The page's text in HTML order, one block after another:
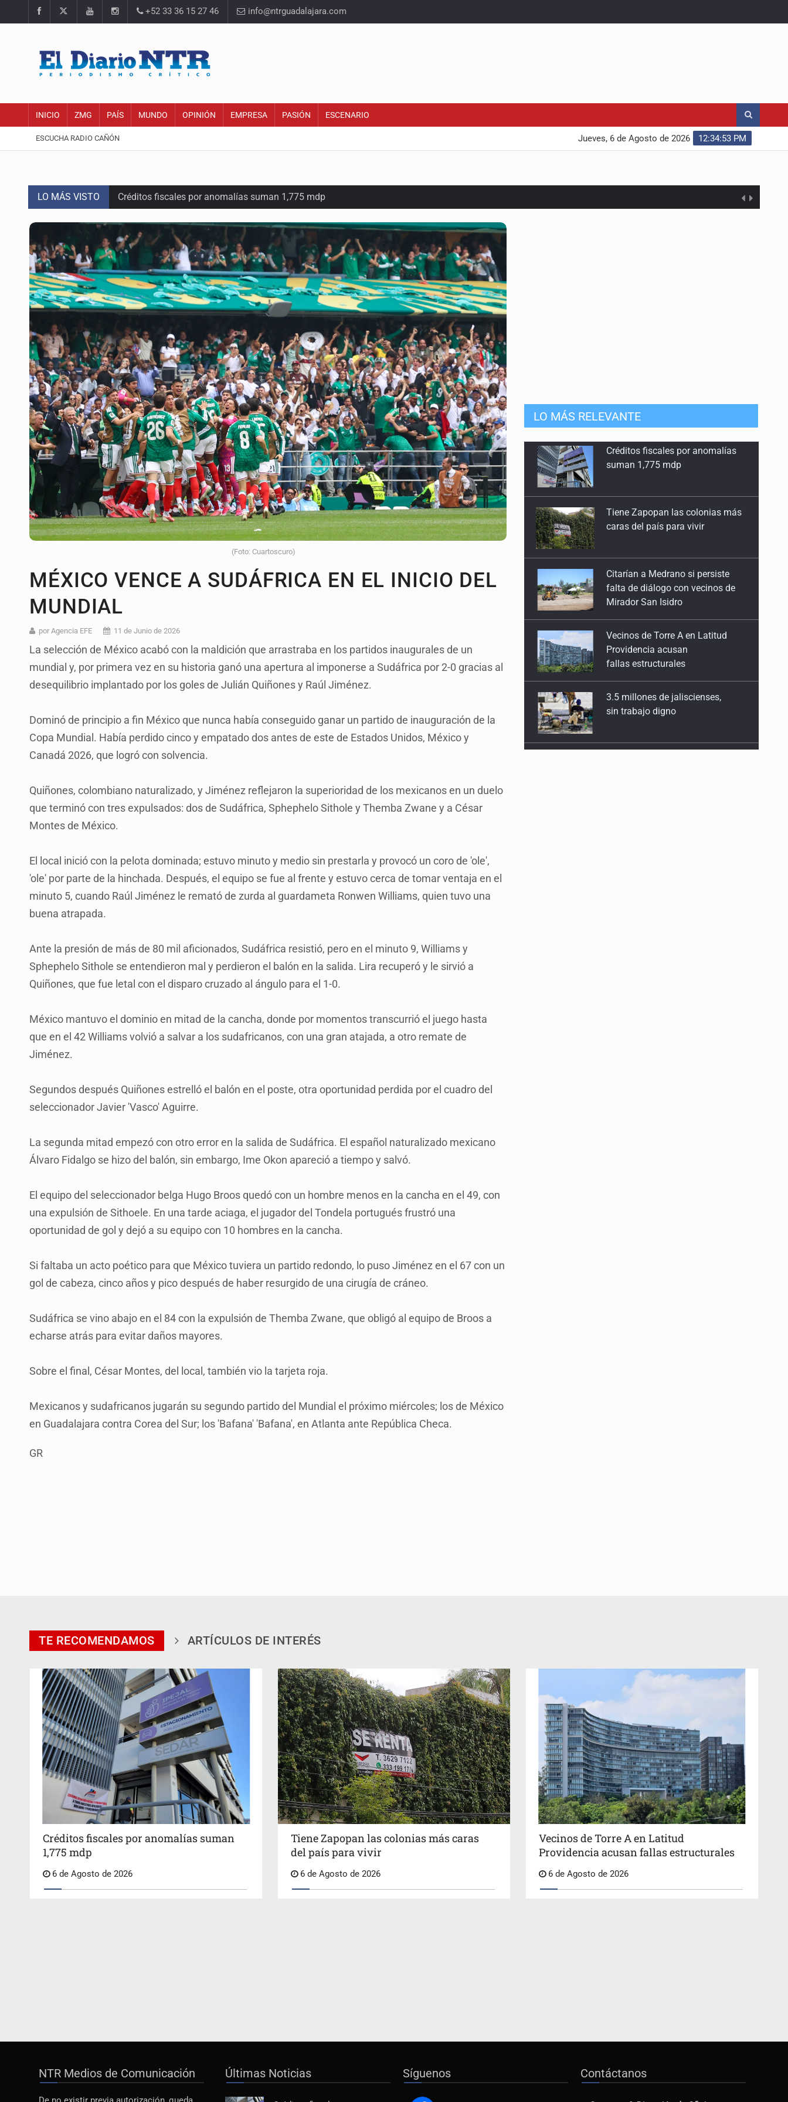
+52 33 36 15 27 46 info@ntrguadalajara.com
INICIO ZMG PAÍS MUNDO OPINIÓN EMPRESA PASIÓN ESCENARIO
ESCUCHA RADIO CAÑÓN 12:34:54 PM
Jueves, 6 de Agosto de 2026
LO MÁS VISTO Créditos fiscales por anomalías suman 1,775 mdp
Tiene Zapopan las colonias más caras del país para vivir
Vecinos de Torre A en Latitud Providencia acusan fallas estructurales
3.5 millones de jaliscienses, sin trabajo digno
IMSS Jalisco concreta dos donaciones multiorgánicas
Anuncian actividades por Mes de Juventudes
Dinero oscuro
Se cumplió plazo y continúan las fallas en Siteur
Hacen jornada por Semana Mundial de la Lactancia
Quinto Patio
(Foto: Cuartoscuro)
MÉXICO VENCE A SUDÁFRICA EN EL INICIO DEL
MUNDIAL
por Agencia EFE 11 de Junio de 2026
La selección de México acabó con la maldición que arrastraba en los partidos inaugurales de un
mundial y, por primera vez en su historia ganó una apertura al imponerse a Sudáfrica por 2-0 gracias al
desequilibrio implantado por los goles de Julián Quiñones y Raúl Jiménez.
Dominó de principio a fin México que nunca había conseguido ganar un partido de inauguración de la
Copa Mundial. Había perdido cinco y empatado dos antes de este de Estados Unidos, México y
Canadá 2026, que logró con solvencia.
Quiñones, colombiano naturalizado, y Jiménez reflejaron la superioridad de los mexicanos en un duelo
que terminó con tres expulsados: dos de Sudáfrica, Sphephelo Sithole y Themba Zwane y a César
Montes de México.
El local inició con la pelota dominada; estuvo minuto y medio sin prestarla y provocó un coro de 'ole',
'ole' por parte de la hinchada. Después, el equipo se fue al frente y estuvo cerca de tomar ventaja en el
minuto 5, cuando Raúl Jiménez le remató de zurda al guardameta Ronwen Williams, quien tuvo una
buena atrapada.
Ante la presión de más de 80 mil aficionados, Sudáfrica resistió, pero en el minuto 9, Williams y
Sphephelo Sithole se entendieron mal y perdieron el balón en la salida. Lira recuperó y le sirvió a
Quiñones, que fue letal con el disparo cruzado al ángulo para el 1-0.
México mantuvo el dominio en mitad de la cancha, donde por momentos transcurrió el juego hasta
que en el 42 Williams volvió a salvar a los sudafricanos, con una gran atajada, a otro remate de
Jiménez.
Segundos después Quiñones estrelló el balón en el poste, otra oportunidad perdida por el cuadro del
seleccionador Javier 'Vasco' Aguirre.
La segunda mitad empezó con otro error en la salida de Sudáfrica. El español naturalizado mexicano
Álvaro Fidalgo se hizo del balón, sin embargo, Ime Okon apareció a tiempo y salvó.
El equipo del seleccionador belga Hugo Broos quedó con un hombre menos en la cancha en el 49, con
una expulsión de Sithoele. En una tarde aciaga, el jugador del Tondela portugués frustró una
oportunidad de gol y dejó a su equipo con 10 hombres en la cancha.
Si faltaba un acto poético para que México tuviera un partido redondo, lo puso Jiménez en el 67 con un
gol de cabeza, cinco años y pico después de haber resurgido de una cirugía de cráneo.
Sudáfrica se vino abajo en el 84 con la expulsión de Themba Zwane, que obligó al equipo de Broos a
echarse atrás para evitar daños mayores.
Sobre el final, César Montes, del local, también vio la tarjeta roja.
Mexicanos y sudafricanos jugarán su segundo partido del Mundial el próximo miércoles; los de México
en Guadalajara contra Corea del Sur; los 'Bafana' 'Bafana', en Atlanta ante República Checa.
GR
LO MÁS RELEVANTE
Tiene Zapopan las colonias más
caras del país para vivir
Citarían a Medrano si persiste
falta de diálogo con vecinos de
Vecinos de Torre A en Latitud
Providencia acusan
fallas estructurales
3.5 millones de jaliscienses,
sin trabajo digno
IMSS Jalisco concreta
dos donaciones multiorgánicas
TE RECOMENDAMOS ARTÍCULOS DE INTERÉS
Créditos fiscales por anomalías suman
1,775 mdp
6 de Agosto de 2026
Tiene Zapopan las colonias más caras
del país para vivir
6 de Agosto de 2026
Vecinos de Torre A en Latitud
Providencia acusan fallas estructurales
6 de Agosto de 2026
NTR Medios de Comunicación Últimas Noticias Síguenos Contáctanos